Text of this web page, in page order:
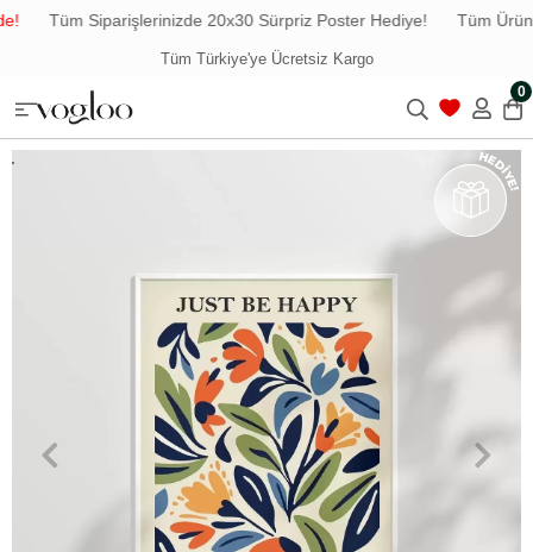
Tüm Siparişlerinizde 20x30 Sürpriz Poster Hediye! Tüm
Tüm Türkiye'ye Ücretsiz Kargo
0